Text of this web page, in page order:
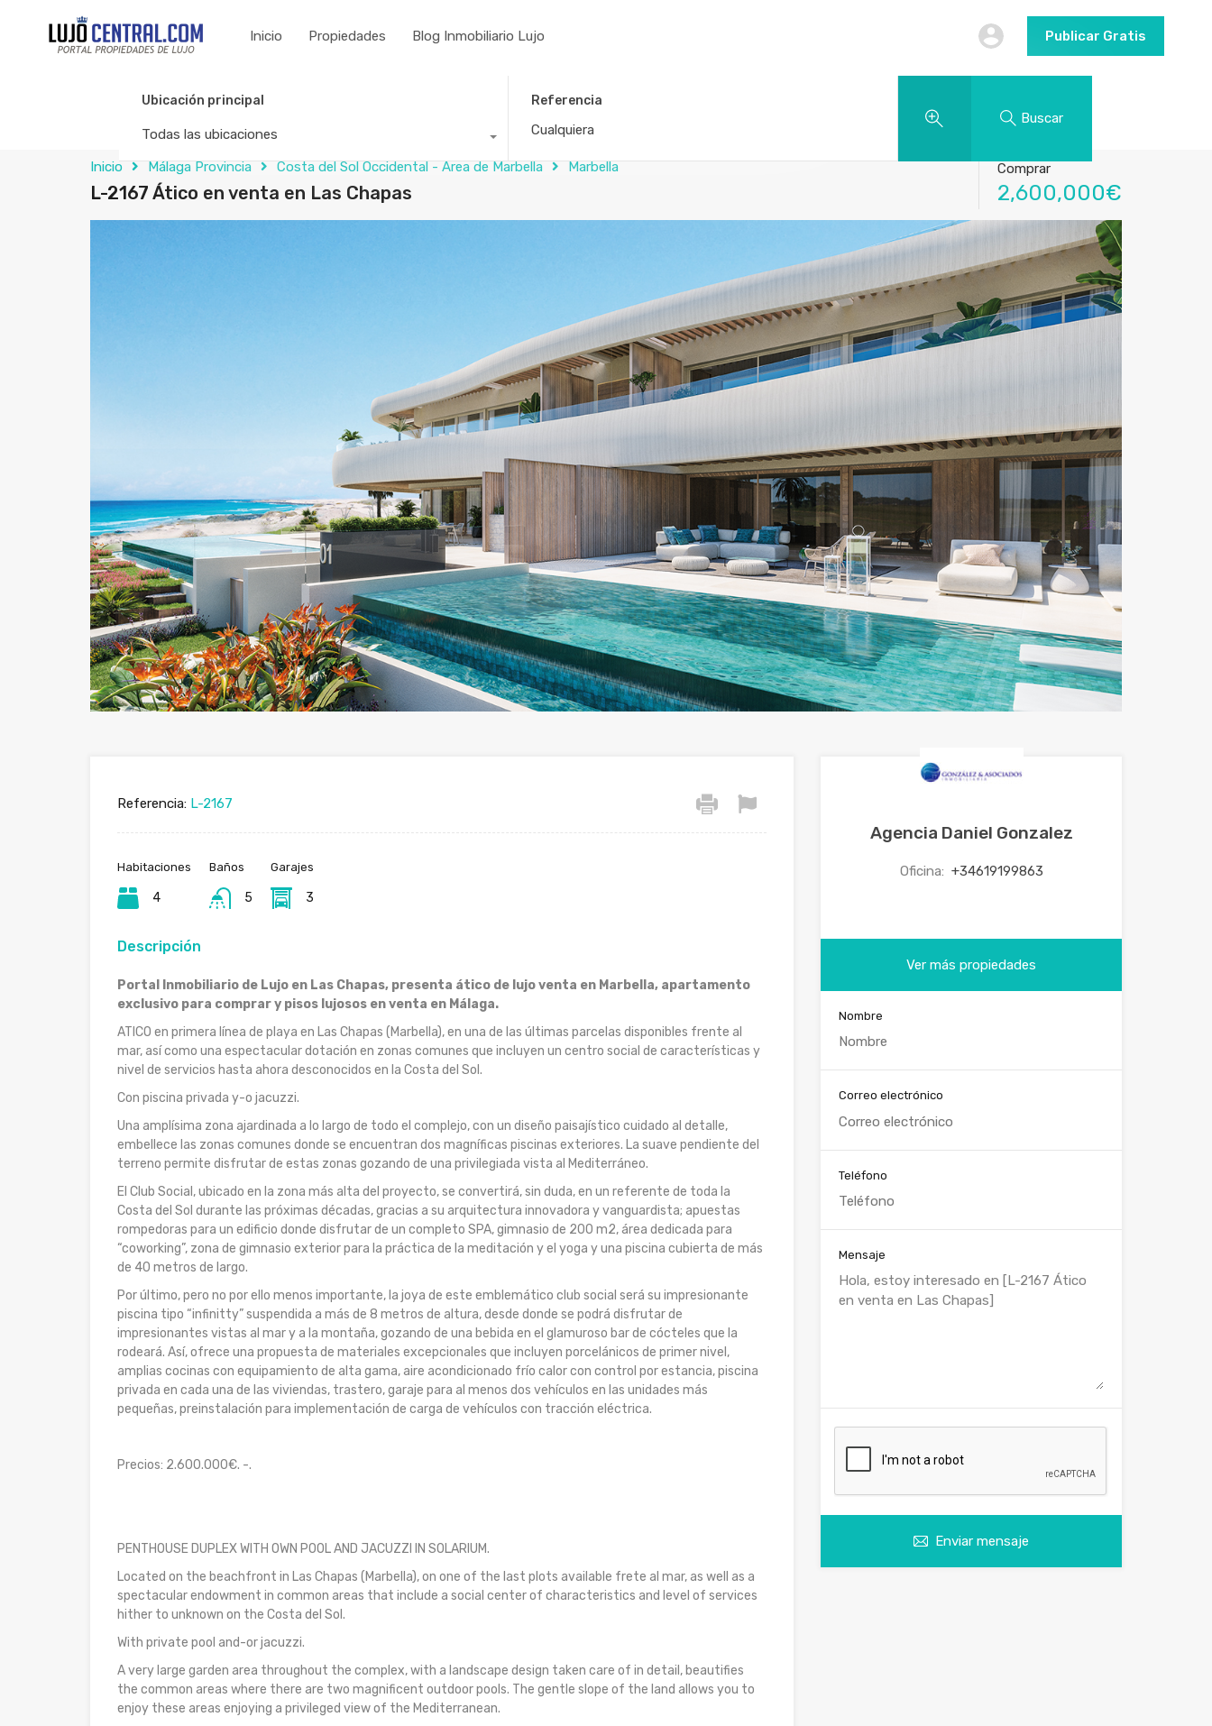
Inicio Propiedades Blog Inmobiliario Lujo Publicar Gratis
Ubicación principal
Todas las ubicaciones
Referencia
Buscar
Inicio Málaga Provincia Costa del Sol Occidental - Área de Marbella Marbella
L-2167 Ático en venta en Las Chapas
Comprar
2,600,000€
Referencia: L-2167
Habitaciones
4
Baños
5
Garajes
3
Descripción
Portal Inmobiliario de Lujo en Las Chapas, presenta ático de lujo venta en Marbella, apartamento
exclusivo para comprar y pisos lujosos en venta en Málaga.
ATICO en primera línea de playa en Las Chapas (Marbella), en una de las últimas parcelas disponibles frente al
mar, así como una espectacular dotación en zonas comunes que incluyen un centro social de características y
nivel de servicios hasta ahora desconocidos en la Costa del Sol.
Con piscina privada y-o jacuzzi.
Una amplísima zona ajardinada a lo largo de todo el complejo, con un diseño paisajístico cuidado al detalle,
embellece las zonas comunes donde se encuentran dos magníficas piscinas exteriores. La suave pendiente del
terreno permite disfrutar de estas zonas gozando de una privilegiada vista al Mediterráneo.
El Club Social, ubicado en la zona más alta del proyecto, se convertirá, sin duda, en un referente de toda la
Costa del Sol durante las próximas décadas, gracias a su arquitectura innovadora y vanguardista; apuestas
rompedoras para un edificio donde disfrutar de un completo SPA, gimnasio de 200 m2, área dedicada para
“coworking”, zona de gimnasio exterior para la práctica de la meditación y el yoga y una piscina cubierta de más
de 40 metros de largo.
Por último, pero no por ello menos importante, la joya de este emblemático club social será su impresionante
piscina tipo “infinitty” suspendida a más de 8 metros de altura, desde donde se podrá disfrutar de
impresionantes vistas al mar y a la montaña, gozando de una bebida en el glamuroso bar de cócteles que la
rodeará. Así, ofrece una propuesta de materiales excepcionales que incluyen porcelánicos de primer nivel,
amplias cocinas con equipamiento de alta gama, aire acondicionado frío calor con control por estancia, piscina
privada en cada una de las viviendas, trastero, garaje para al menos dos vehículos en las unidades más
pequeñas, preinstalación para implementación de carga de vehículos con tracción eléctrica.
Precios: 2.600.000€. -.
PENTHOUSE DUPLEX WITH OWN POOL AND JACUZZI IN SOLARIUM.
Located on the beachfront in Las Chapas (Marbella), on one of the last plots available frete al mar, as well as a
spectacular endowment in common areas that include a social center of characteristics and level of services
hither to unknown on the Costa del Sol.
With private pool and-or jacuzzi.
A very large garden area throughout the complex, with a landscape design taken care of in detail, beautifies
the common areas where there are two magnificent outdoor pools. The gentle slope of the land allows you to
enjoy these areas enjoying a privileged view of the Mediterranean.
Agencia Daniel Gonzalez
Oficina: +34619199863
Ver más propiedades
Nombre
Correo electrónico
Teléfono
Mensaje
Enviar mensaje